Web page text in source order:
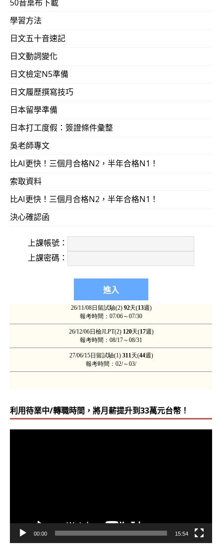
50音桌布下載
學習方法
日文五十音速記
日文動詞變化
日文檢定N5準備
日文履歷撰寫技巧
日本留學準備
日本打工度假：簽證條件彙整
吳老師專文
比AI更快！三個月合格N2，半年合格N1！
索取資料
比AI更快！三個月合格N2，半年合格N1！
決心確認函
上課帳號：
上課密碼：
利用待業中/轉職時間，將月薪提升到33萬元台幣！
00:00 15:54